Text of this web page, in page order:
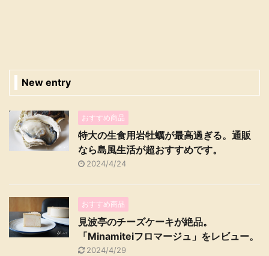
New entry
おすすめ商品
特大の生食用岩牡蠣が最高過ぎる。通販
なら島風生活が超おすすめです。
2024/4/24
おすすめ商品
見波亭のチーズケーキが絶品。
「Minamiteiフロマージュ」をレビュー。
2024/4/29